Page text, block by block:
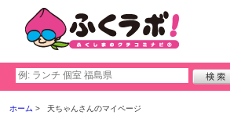
ホーム 天ちゃんさんのマイページ